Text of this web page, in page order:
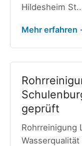
Hildesheim
Mehr erfahren
geprüft
Rohrreinigung